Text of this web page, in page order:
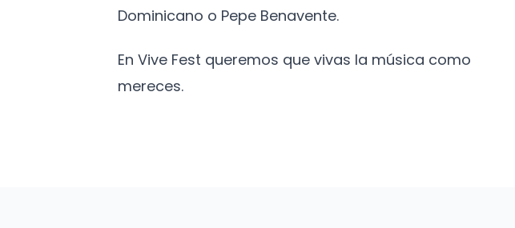
Dominicano o Pepe Benavente.
En Vive Fest queremos que vivas la música como
mereces.